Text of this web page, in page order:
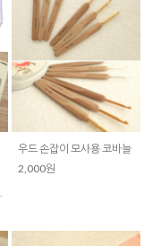
우드 손잡이 모사용 코바늘
2,000원